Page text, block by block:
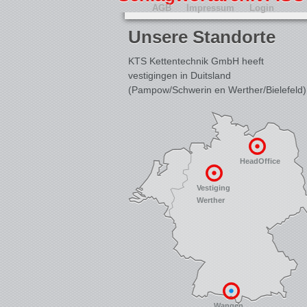
Unsere Standorte
KTS Kettentechnik GmbH heeft
vestigingen in Duitsland
(Pampow/Schwerin en Werther/
HeadOffice
Vestiging
Werther
AGB Impressum Login